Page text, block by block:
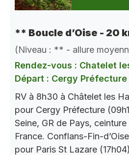
** Boucle d’Oise - 20
(Niveau : ** - allure
Rendez-vous : Chatelet
Départ : Cergy Préfecture
RV à 8h30 à Châtelet les
pour Cergy Préfecture
Seine, GR de Pays,
France. Conflans-Fin-
pour Paris St Lazare